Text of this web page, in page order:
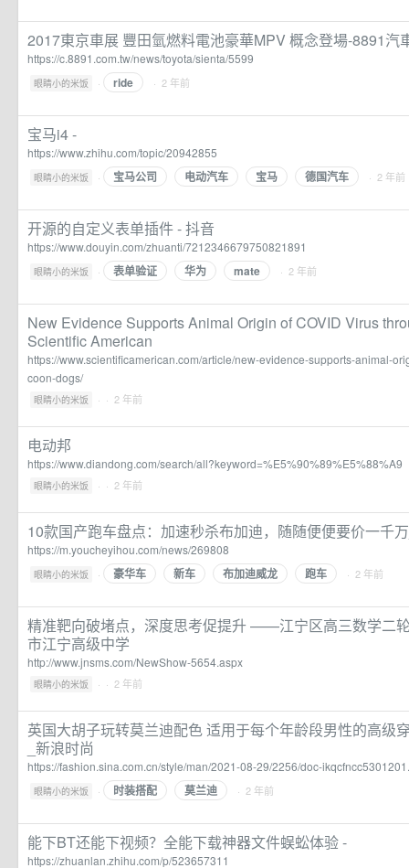
2017東京車展 豐田氫燃料電池豪華MPV 概念登場-8891汽
https://c.8891.com.tw/news/toyota/sienta/5599
眼睛小的米饭 · ride · 2 年前
宝马i4 -
https://www.zhihu.com/topic/20942855
眼睛小的米饭 · 宝马公司 电动汽车 宝马 德国汽车 · 2 年前
开源的自定义表单插件 - 抖音
https://www.douyin.com/zhuanti/7212346679750821891
眼睛小的米饭 · 表单验证 华为 mate · 2 年前
New Evidence Supports Animal Origin of COVID Virus
Scientific American
https://www.scientificamerican.com/article/new-evidence-supports-animal-
coon-dogs/
眼睛小的米饭 · · 2 年前
电动邦
https://www.diandong.com/search/all?keyword=%E5%90%89%E5%88%A9
眼睛小的米饭 · · 2 年前
10款国产跑车盘点：加速秒杀布加迪，随随便便要价一千
https://m.youcheyihou.com/news/269808
眼睛小的米饭 · 豪华车 新车 布加迪威龙 跑车 · 2 年前
精准靶向破堵点，深度思考促提升 ——江宁区高三数学二
市江宁高级中学
http://www.jnsms.com/NewShow-5654.aspx
眼睛小的米饭 · · 2 年前
英国大胡子玩转莫兰迪配色 适用于每个年龄段男性的高级
_新浪时尚
https://fashion.sina.com.cn/style/man/2021-08-29/2256/doc-
眼睛小的米饭 · 时装搭配 莫兰迪 · 2 年前
能下BT还能下视频？全能下载神器文件蜈蚣体验 -
https://zhuanlan.zhihu.com/p/523657311